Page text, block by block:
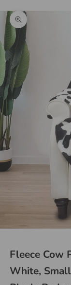
Zoom picture
Fleece Cow
White,